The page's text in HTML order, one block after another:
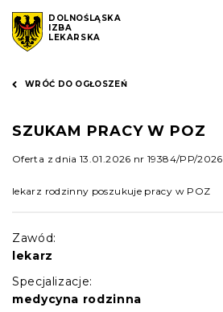
DOLNOŚLĄSKA
IZBA
LEKARSKA
WRÓĆ DO OGŁOSZEŃ
SZUKAM PRACY W POZ
Oferta z dnia 13.01.2026 nr 19384/PP/2026
lekarz rodzinny poszukuje pracy w POZ
Zawód:
lekarz
Specjalizacje:
medycyna rodzinna